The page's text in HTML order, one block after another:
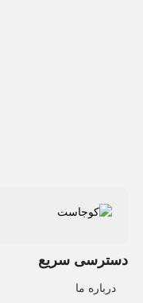
دسترسی سریع
درباره ما